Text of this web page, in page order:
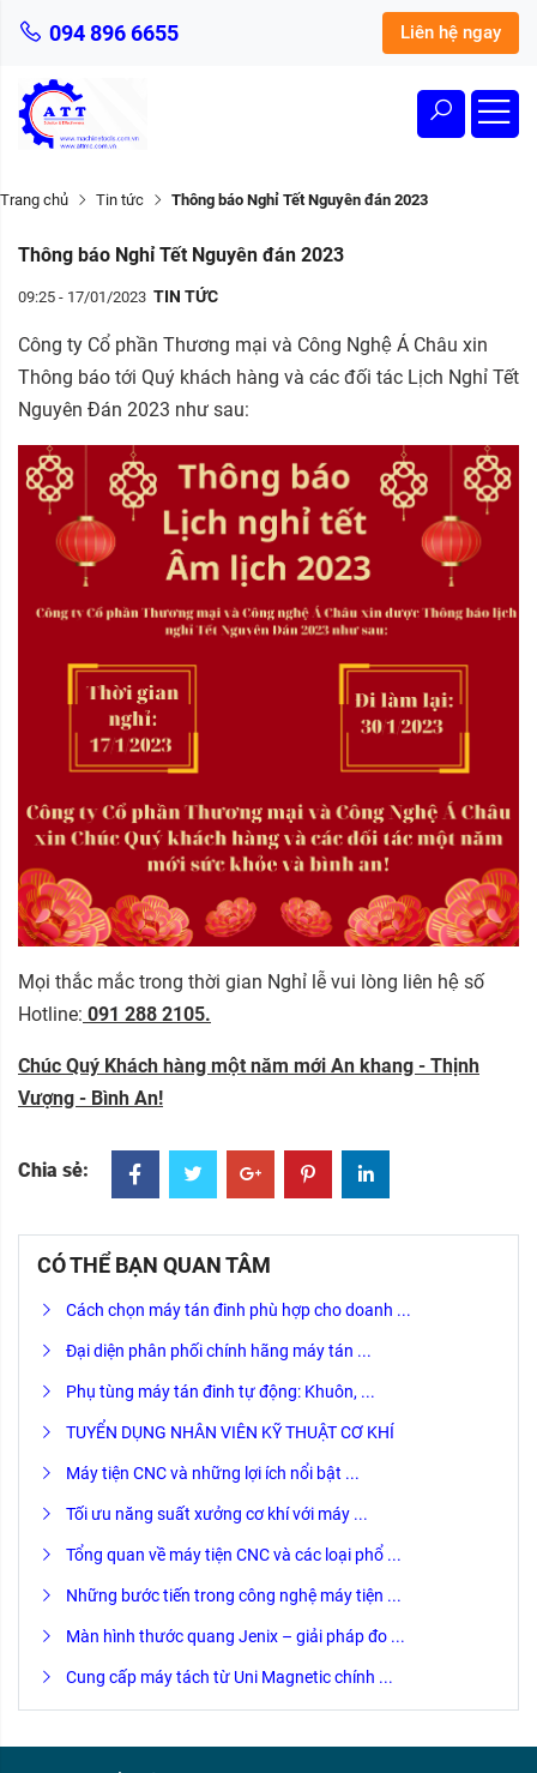
094 896 6655 Liên hệ ngay
Trang chủ Tin tức Thông báo Nghỉ Tết Nguyên đán 2023
Thông báo Nghỉ Tết Nguyên đán 2023
09:25 - 17/01/2023 TIN TỨC
Công ty Cổ phần Thương mại và Công Nghệ Á Châu xin
Thông báo tới Quý khách hàng và các đối tác Lịch Nghỉ Tết
Nguyên Đán 2023 như sau:
Mọi thắc mắc trong thời gian Nghỉ lễ vui lòng liên hệ số
Hotline: 091 288 2105.
Chúc Quý Khách hàng một năm mới An khang - Thịnh
Vượng - Bình An!
Chia sẻ:
CÓ THỂ BẠN QUAN TÂM
Cách chọn máy tán đinh phù hợp cho doanh ...
Đại diện phân phối chính hãng máy tán ...
Phụ tùng máy tán đinh tự động: Khuôn, ...
TUYỂN DỤNG NHÂN VIÊN KỸ THUẬT CƠ KHÍ
Máy tiện CNC và những lợi ích nổi bật ...
Tối ưu năng suất xưởng cơ khí với máy ...
Tổng quan về máy tiện CNC và các loại phổ ...
Những bước tiến trong công nghệ máy tiện ...
Màn hình thước quang Jenix – giải pháp đo ...
Cung cấp máy tách từ Uni Magnetic chính ...